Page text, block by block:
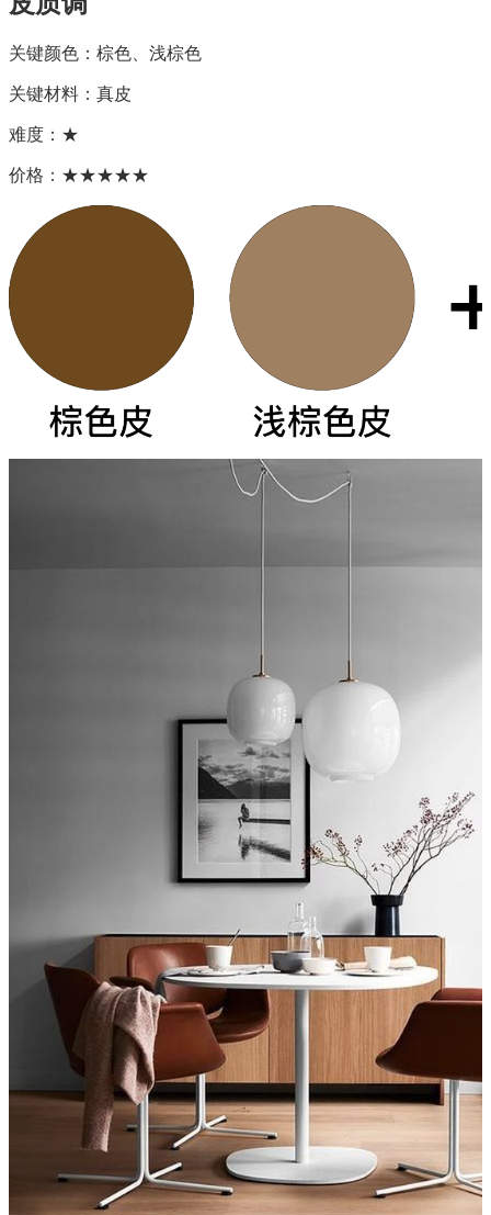
关键颜色：棕色、浅棕色
关键材料：真皮
难度：★
价格：★★★★★